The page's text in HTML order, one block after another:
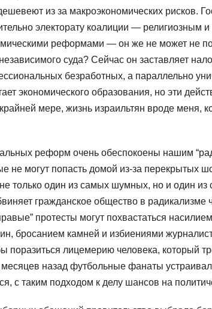
из за макроэкономических рисков.
электорату коалиции — религиозным
реформами — он же не может не
суда? Сейчас он заставляет
безработных, а параллельно
экономического образования, но эти
мере, жизнь израильтян вроде меня,
реформ очень обеспокоены нашим
не могут попасть домой из-за перекрытых
только один из самых шумных, но и один
гражданское общество в
протесты могут похвастаться
бросанием камней и избиениями
лицемерию человека, который
назад футбольные фанаты
с таким подходом к делу шансов на